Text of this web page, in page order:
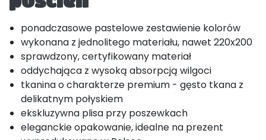
ponadczasowe pastelowe zestawienie kolorów
wykonana z jednolitego materiału, nawet 220x200
sprawdzony, certyfikowany materiał
oddychająca z wysoką absorpcją wilgoci
tkanina o charakterze premium - gęsto tkana z
delikatnym połyskiem
ekskluzywna plisa przy poszewkach
eleganckie opakowanie, idealne na prezent